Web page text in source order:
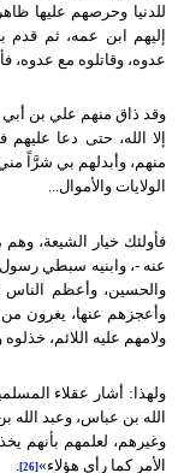
للدنيا وحرصهم عليها
إليهم ابن عمه، ثم قدم
عدوه، وقاتلوه مع عدوه،
وقد ذاق منهم علي بن أبي
إلا الله، حتى دعا
منهم، وأبدلهم بي شرَّاً
الولايات والأموال...
فأولئك خيار الشيعة،
عنه -، وابنيه سبطي رسول
والحسين، وأعظم الناس
وأعجزهم عنها، يغرون
ولامهم عليه اللائم، خذلوه
ولهذا: أشار عقلاء
الله بن عباس، وعبد
وغيرهم، لعلمهم بأنهم
الأمر كما رأى هؤلاء»[26]